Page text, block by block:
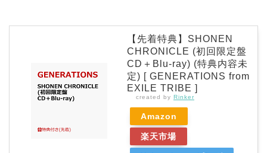
【先着特典】SHONEN
CHRONICLE (初回限定盤
CD＋Blu-ray) (特典内容未
定) [ GENERATIONS from
EXILE TRIBE ]
created by Rinker
Amazon
楽天市場